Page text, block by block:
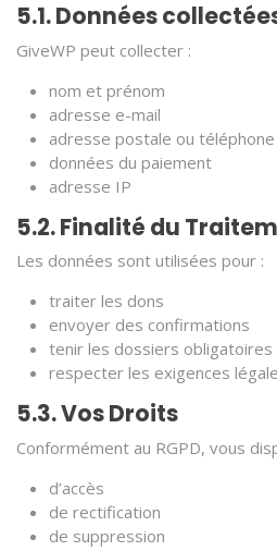
5.1. Données
GiveWP peut collecter :
nom et prénom
adresse e-mail
adresse postale ou
données du paiement
adresse IP
5.2. Finalité du
Les données sont utilisées pour :
traiter les dons
envoyer des confirmations
tenir les dossiers obligatoires
respecter les exigences
5.3. Vos Droits
Conformément au RGPD, vous
d’accès
de rectification
de suppression